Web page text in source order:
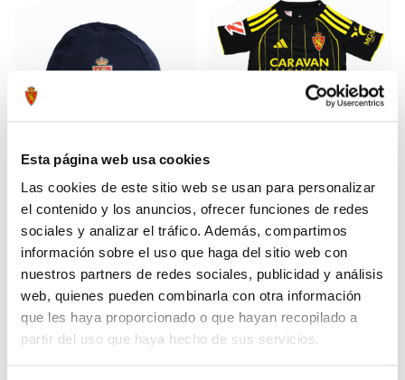
Esta página web usa cookies
Las cookies de este sitio web se usan para personalizar
el contenido y los anuncios, ofrecer funciones de redes
sociales y analizar el tráfico. Además, compartimos
información sobre el uso que haga del sitio web con
nuestros partners de redes sociales, publicidad y análisis
web, quienes pueden combinarla con otra información
que les haya proporcionado o que hayan recopilado a
partir del uso que haya hecho de sus servicios.
GORRA BEBÉ AZUL MARINO 14,95 € MINIKIT AWAY AVISPA 25-26
48,99 €
69,99 €